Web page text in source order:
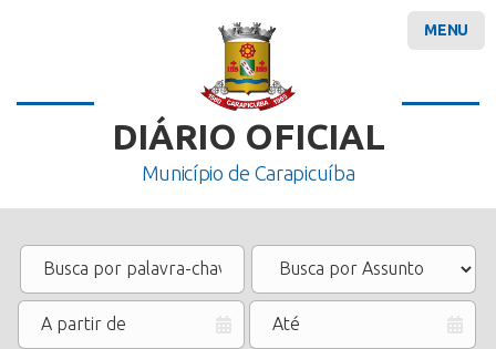
DIÁRIO OFICIAL
Município de Carapicuíba
MENU